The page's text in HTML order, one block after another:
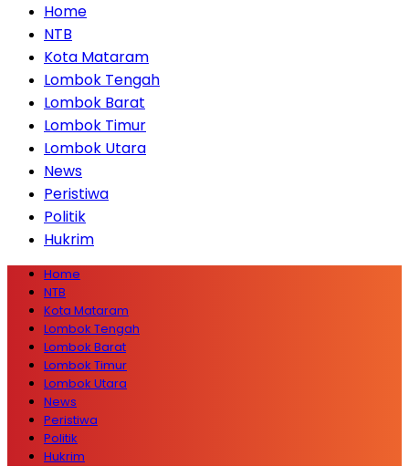
Home
NTB
Kota Mataram
Lombok Tengah
Lombok Barat
Lombok Timur
Lombok Utara
News
Peristiwa
Politik
Hukrim
Home
NTB
Kota Mataram
Lombok Tengah
Lombok Barat
Lombok Timur
Lombok Utara
News
Peristiwa
Politik
Hukrim